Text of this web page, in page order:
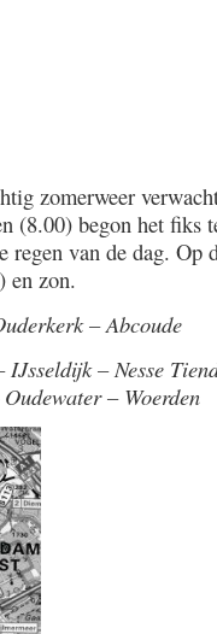
zomerweer
(8.00) begon het fiks
regen van de dag. Op
en zon.
– Abcoude
– Nesse
– Woerden